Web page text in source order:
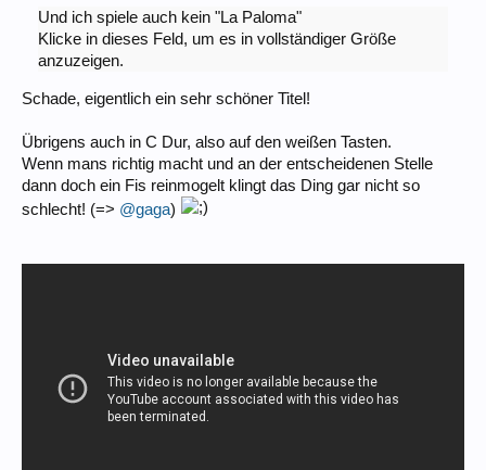
Und ich spiele auch kein "La Paloma"
Klicke in dieses Feld, um es in vollständiger Größe
anzuzeigen.
Schade, eigentlich ein sehr schöner Titel!
Übrigens auch in C Dur, also auf den weißen Tasten.
Wenn mans richtig macht und an der entscheidenen Stelle
dann doch ein Fis reinmogelt klingt das Ding gar nicht so
schlecht! (=> @gaga)